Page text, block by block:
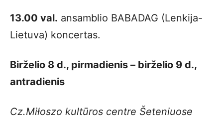
13.00 val. ansamblio BABADAG (Lenkija-
Lietuva) koncertas.
Birželio 8 d., pirmadienis – birželio 9 d.,
antradienis
Cz.Miłoszo kultūros centre Šeteniuose